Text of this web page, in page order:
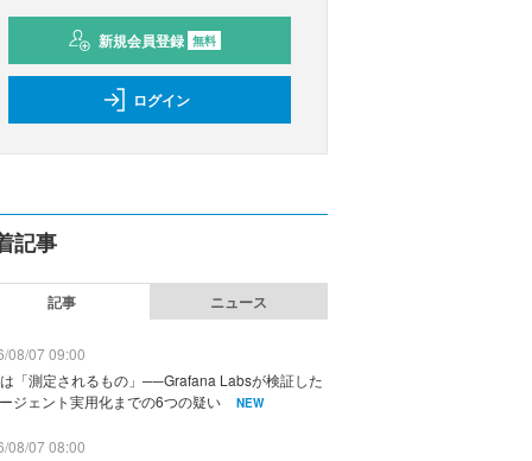
新規会員登録 無料
ログイン
記事
記事 ニュース
08/07 09:00
「測定されるもの」──Grafana Labsが検証した
ジェント実用化までの6つの疑い
NEW
08/07 08:00